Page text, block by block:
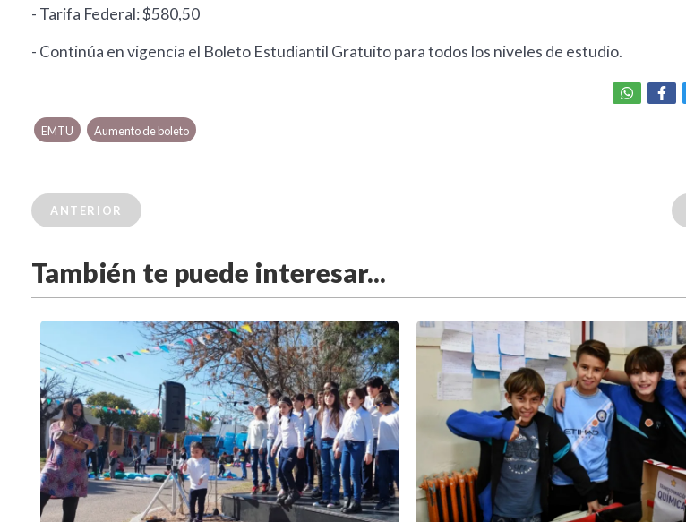
- Tarifa Federal: $580,50
- Continúa en vigencia el Boleto Estudiantil Gratuito para todos los niveles de estudio.
EMTU Aumento de boleto
ANTERIOR
También te puede interesar...